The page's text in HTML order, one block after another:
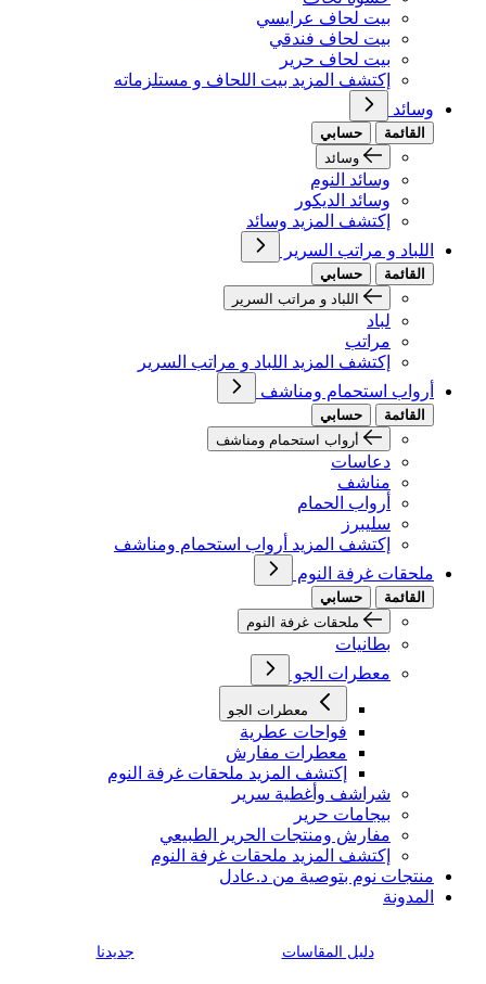
بيت لحاف عرايسي
بيت لحاف فندقي
بيت لحاف حرير
إكتشف المزيد بيت اللحاف و مستلزماته
وسائد
القائمة
حسابي
وسائد
وسائد النوم
وسائد الديكور
إكتشف المزيد وسائد
اللباد و مراتب السرير
القائمة
حسابي
اللباد و مراتب السرير
لباد
مراتب
إكتشف المزيد اللباد و مراتب السرير
أرواب استحمام ومناشف
القائمة
حسابي
أرواب استحمام ومناشف
دعاسات
مناشف
أرواب الحمام
سليبرز
إكتشف المزيد أرواب استحمام ومناشف
ملحقات غرفة النوم
القائمة
حسابي
ملحقات غرفة النوم
بطانيات
معطرات الجو
معطرات الجو
فواحات عطرية
معطرات مفارش
إكتشف المزيد ملحقات غرفة النوم
شراشف وأغطية سرير
بيجامات حرير
مفارش ومنتجات الحرير الطبيعي
إكتشف المزيد ملحقات غرفة النوم
منتجات نوم بتوصية من د.عادل
المدونة
دليل المقاسات جديدنا